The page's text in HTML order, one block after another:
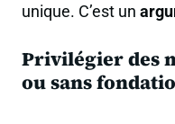
unique. C’est un
Privilégier des
ou sans